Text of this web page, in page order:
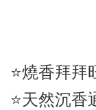
⭐️燒香拜拜
⭐️天然沉香